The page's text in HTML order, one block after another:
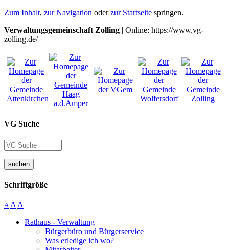
Zum Inhalt, zur Navigation oderzur Startseite springen.
Verwaltungsgemeinschaft Zolling | Online: https://www.vg-
zolling.de/
VG Suche
suchen
Schriftgröße
A A A
Rathaus - Verwaltung
Bürgerbüro und Bürgerservice
Was erledige ich wo?